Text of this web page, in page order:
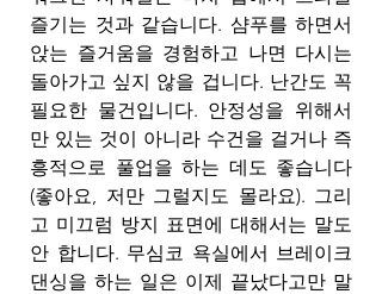
즐기는 것과 같습니다. 샴푸를 하면서
앉는 즐거움을 경험하고 나면 다시는
돌아가고 싶지 않을 겁니다. 난간도 꼭
필요한 물건입니다. 안정성을 위해서
만 있는 것이 아니라 수건을 걸거나 즉
흥적으로 풀업을 하는 데도 좋습니다
(좋아요, 저만 그럴지도 몰라요). 그리
고 미끄럼 방지 표면에 대해서는 말도
안 합니다. 무심코 욕실에서 브레이크
댄싱을 하는 일은 이제 끝났다고만 말